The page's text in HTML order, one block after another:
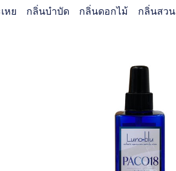
หย กลิ่นบำบัด กลิ่นดอกไม้ กลิ่นสวน